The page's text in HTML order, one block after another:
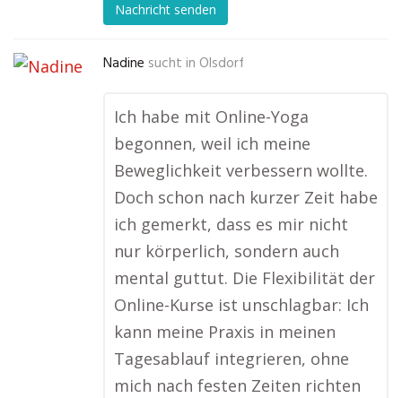
Nachricht senden
Nadine sucht in Olsdorf
Ich habe mit Online-Yoga
begonnen, weil ich meine
Beweglichkeit verbessern wollte.
Doch schon nach kurzer Zeit habe
ich gemerkt, dass es mir nicht
nur körperlich, sondern auch
mental guttut. Die Flexibilität der
Online-Kurse ist unschlagbar: Ich
kann meine Praxis in meinen
Tagesablauf integrieren, ohne
mich nach festen Zeiten richten